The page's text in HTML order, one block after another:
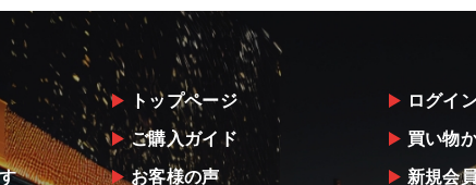
トップページ
ご購入ガイド
お客様の声
ログイ
買い物
新規会